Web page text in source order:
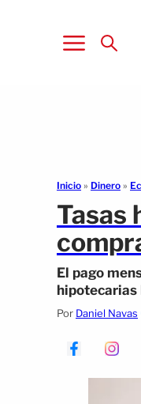
Inicio » Dinero »
Tasas
El pago
hipotecarias
Por Daniel Navas